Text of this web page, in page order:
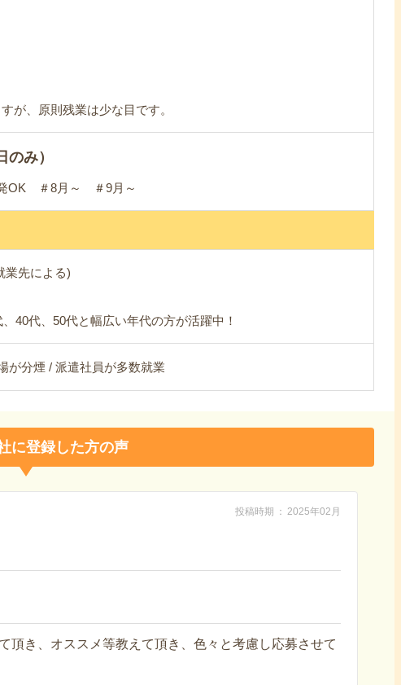
が、原則残業は少な目です。
み）
OK ＃8月～ ＃9月～
業先による)
、40代、50代と幅広い年代の方が活躍中！
が分煙 / 派遣社員が多数就業
に登録した方の声
投稿時期 2025年02月
頂き、オススメ等教えて頂き、色々と考慮し応募させて